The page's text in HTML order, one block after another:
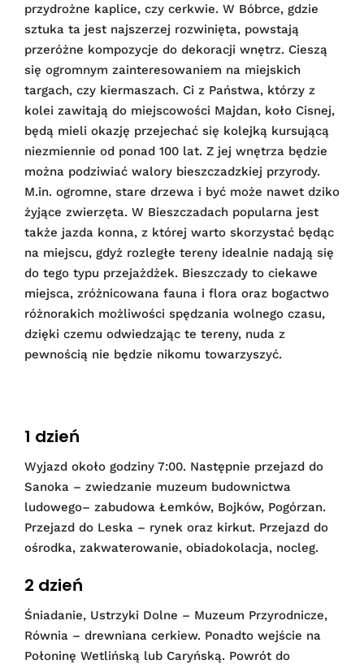
przydrożne kaplice, czy cerkwie. W Bóbrce, gdzie
sztuka ta jest najszerzej rozwinięta, powstają
przeróżne kompozycje do dekoracji wnętrz. Cieszą
się ogromnym zainteresowaniem na miejskich
targach, czy kiermaszach. Ci z Państwa, którzy z
kolei zawitają do miejscowości Majdan, koło Cisnej,
będą mieli okazję przejechać się kolejką kursującą
niezmiennie od ponad 100 lat. Z jej wnętrza będzie
można podziwiać walory bieszczadzkiej przyrody.
M.in. ogromne, stare drzewa i być może nawet dziko
żyjące zwierzęta. W Bieszczadach popularna jest
także jazda konna, z której warto skorzystać będąc
na miejscu, gdyż rozległe tereny idealnie nadają się
do tego typu przejażdżek. Bieszczady to ciekawe
miejsca, zróżnicowana fauna i flora oraz bogactwo
różnorakich możliwości spędzania wolnego czasu,
dzięki czemu odwiedzając te tereny, nuda z
pewnością nie będzie nikomu towarzyszyć.
1 dzień
Wyjazd około godziny 7:00. Następnie przejazd do
Sanoka – zwiedzanie muzeum budownictwa
ludowego– zabudowa Łemków, Bojków, Pogórzan.
Przejazd do Leska – rynek oraz kirkut. Przejazd do
ośrodka, zakwaterowanie, obiadokolacja, nocleg.
2 dzień
Śniadanie, Ustrzyki Dolne – Muzeum Przyrodnicze,
Równia – drewniana cerkiew. Ponadto wejście na
Połoninę Wetlińską lub Caryńską. Powrót do